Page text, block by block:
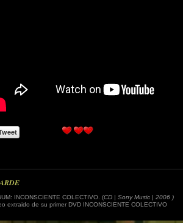
INCONSCIENTE COLECTIVO. (CD | Sony Music | 2006 )
extraido de su primer DVD INCONSCIENTE COLECTIVO